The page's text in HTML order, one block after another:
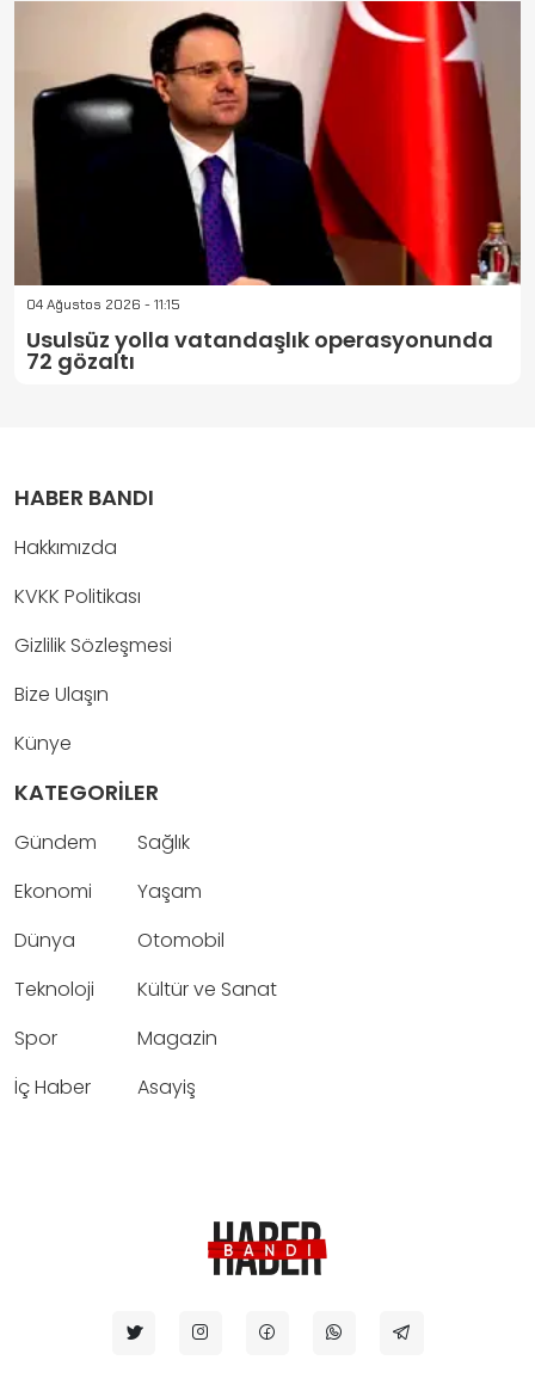
04 Ağustos 2026 - 11:15
Usulsüz yolla vatandaşlık operasyonunda
72 gözaltı
HABER BANDI
Hakkımızda
KVKK Politikası
Gizlilik Sözleşmesi
Bize Ulaşın
Künye
KATEGORİLER
Gündem
Ekonomi
Dünya
Teknoloji
Spor
İç Haber
Sağlık
Yaşam
Otomobil
Kültür ve Sanat
Magazin
Asayiş